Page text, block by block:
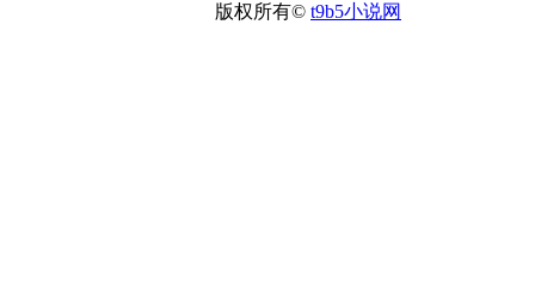
版权所有© t9b5小说网